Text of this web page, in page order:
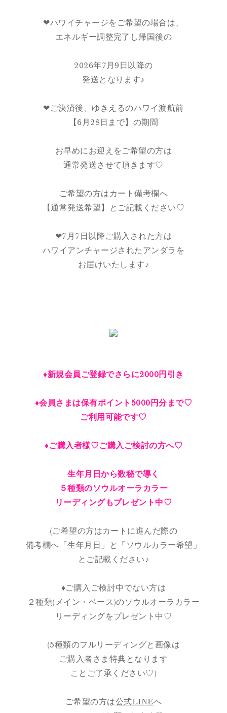
❤︎ハワイチャージをご希望の場合は、
エネルギー調整完了し帰国後の
2026年7月9日以降の
発送となります♪
❤︎ご決済後、ゆきえるのハワイ渡航前
【6月28日まで】の期間
お早めにお迎えをご希望の方は
通常発送させて頂きます♡
ご希望の方はカート備考欄へ
【通常発送希望】とご記載ください♡
❤︎7月7日以降ご購入された方は
ハワイアンチャージされたアンダラを
お届けいたします♪
♦︎新規会員ご登録でさらに2000円引き
♦︎会員さまは保有ポイント5000円分まで♡
ご利用可能です♡
♦︎ご購入者様♡ご購入ご検討の方へ♡
生年月日から数秘で導く
５種類のソウルオーラカラー
リーディングもプレゼント中♡
(ご希望の方はカートに進んだ際の
備考欄へ「生年月日」と「ソウルカラー希望」
とご記載ください♪
♦︎ご購入ご検討中でない方は
２種類(メイン・ベース)のソウルオーラカラー
リーディングをプレゼント中♡
(5種類のフルリーディングと画像は
ご購入者さま特典となります
ことご了承ください♡)
ご希望の方は公式LINEへ